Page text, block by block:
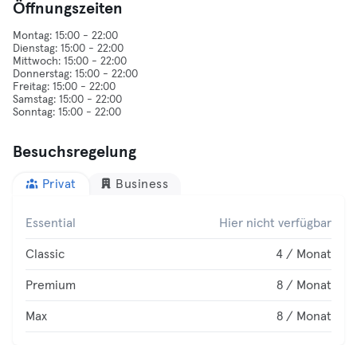
Öffnungszeiten
Montag: 15:00 - 22:00
Dienstag: 15:00 - 22:00
Mittwoch: 15:00 - 22:00
Donnerstag: 15:00 - 22:00
Freitag: 15:00 - 22:00
Samstag: 15:00 - 22:00
Besuchsregelung
Privat Business
Essential Hier nicht verfügbar
Classic 4 / Monat
Premium 8 / Monat
Max 8 / Monat